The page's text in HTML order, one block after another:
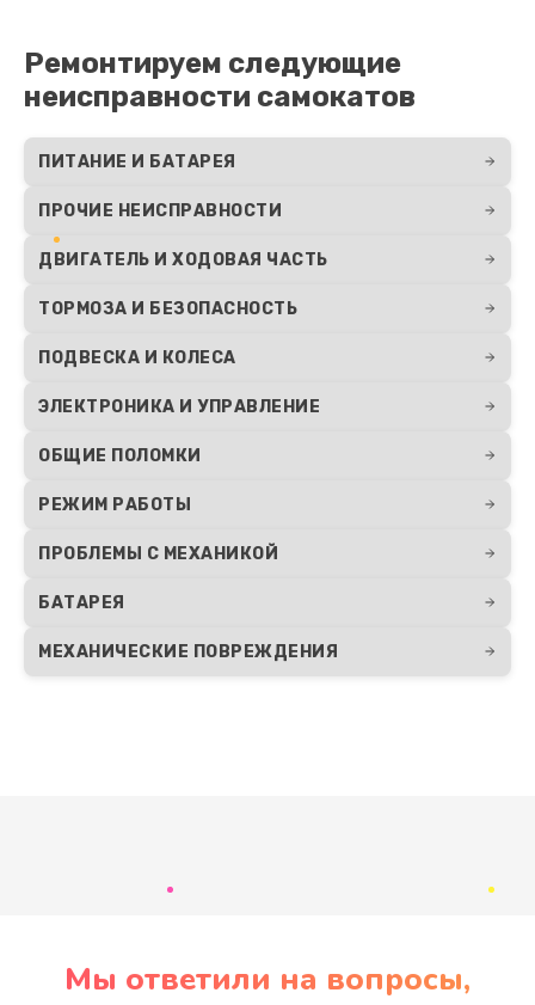
Ремонтируем следующие
неисправности самокатов
ПИТАНИЕ И БАТАРЕЯ
ПРОЧИЕ НЕИСПРАВНОСТИ
ДВИГАТЕЛЬ И ХОДОВАЯ ЧАСТЬ
ТОРМОЗА И БЕЗОПАСНОСТЬ
ПОДВЕСКА И КОЛЕСА
ЭЛЕКТРОНИКА И УПРАВЛЕНИЕ
ОБЩИЕ ПОЛОМКИ
РЕЖИМ РАБОТЫ
ПРОБЛЕМЫ С МЕХАНИКОЙ
БАТАРЕЯ
МЕХАНИЧЕСКИЕ ПОВРЕЖДЕНИЯ
Мы ответили на вопросы,